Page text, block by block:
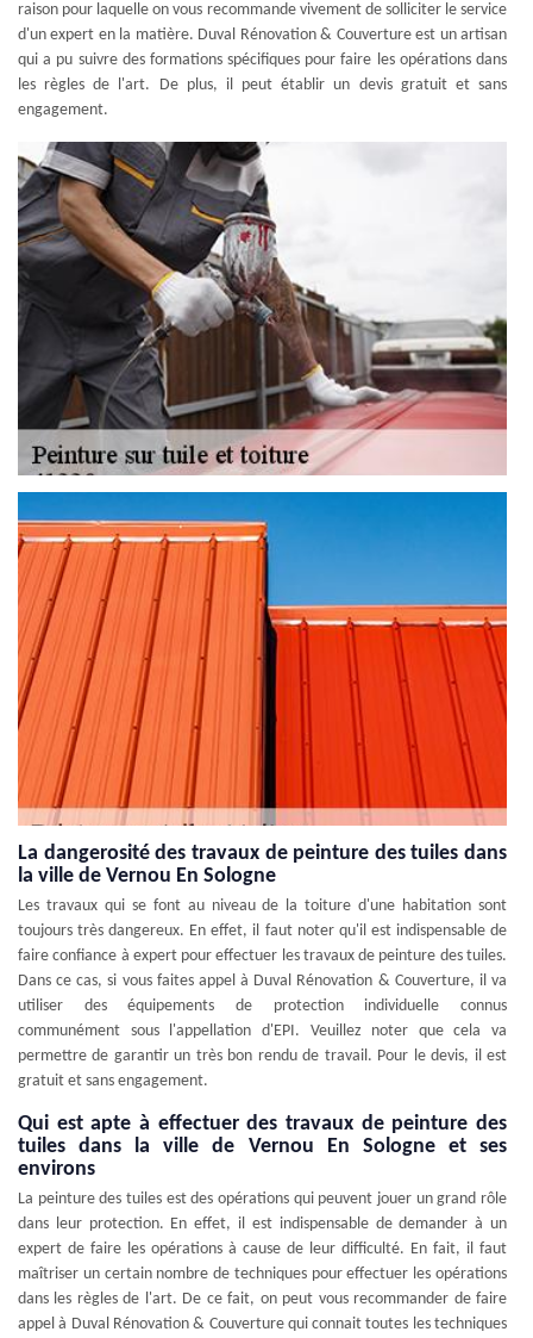
raison pour laquelle on vous recommande vivement de solliciter le service
d'un expert en la matière. Duval Rénovation & Couverture est un artisan
qui a pu suivre des formations spécifiques pour faire les opérations dans
les règles de l'art. De plus, il peut établir un devis gratuit et sans
engagement.
La dangerosité des travaux de peinture des tuiles dans
la ville de Vernou En Sologne
Les travaux qui se font au niveau de la toiture d'une habitation sont
toujours très dangereux. En effet, il faut noter qu'il est indispensable de
faire confiance à expert pour effectuer les travaux de peinture des tuiles.
Dans ce cas, si vous faites appel à Duval Rénovation & Couverture, il va
utiliser des équipements de protection individuelle connus
communément sous l'appellation d'EPI. Veuillez noter que cela va
permettre de garantir un très bon rendu de travail. Pour le devis, il est
gratuit et sans engagement.
Qui est apte à effectuer des travaux de peinture des
tuiles dans la ville de Vernou En Sologne et ses
environs
La peinture des tuiles est des opérations qui peuvent jouer un grand rôle
dans leur protection. En effet, il est indispensable de demander à un
expert de faire les opérations à cause de leur difficulté. En fait, il faut
maîtriser un certain nombre de techniques pour effectuer les opérations
dans les règles de l'art. De ce fait, on peut vous recommander de faire
appel à Duval Rénovation & Couverture qui connait toutes les techniques